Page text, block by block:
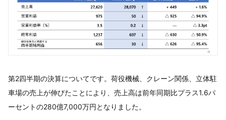
第2四半期の決算についてです。荷役機械、クレーン関係、立体駐
車場の売上が伸びたことにより、売上高は前年同期比プラス1.6パ
ーセントの280億7,000万円となりました。